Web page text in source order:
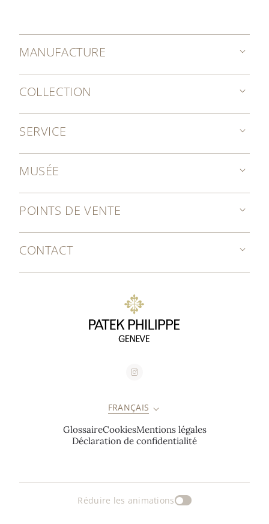
MANUFACTURE
COLLECTION
SERVICE
MUSÉE
POINTS DE VENTE
CONTACT
FRANÇAIS
GlossaireCookiesMentions légales
Déclaration de confidentialité
Réduire les animations